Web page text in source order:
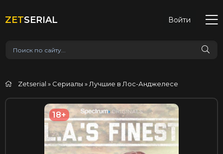
ZETSERIAL Войти
Zetserial » Сериалы » Лучшие в Лос-Анджелесе
18+